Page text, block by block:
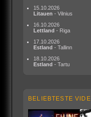
15.10.2026
Litauen - Vilnius
16.10.2026
Lettland - Riga
17.10.2026
Estland - Tallinn
18.10.2026
Estland - Tartu
BELIEBTESTE